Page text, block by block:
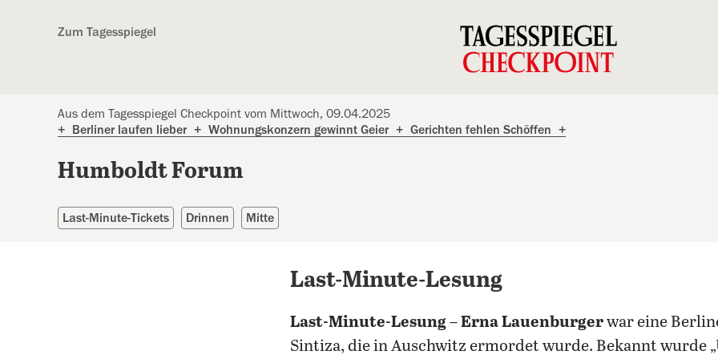
Zum Tagesspiegel
Aus dem Tagesspiegel Checkpoint vom Mittwoch, 09.04.2025
+
Berliner laufen lieber + Wohnungskonzern gewinnt Geier + Gerichten fehlen Schöffen +
Humboldt Forum
Last-Minute-Tickets Drinnen Mitte
Last-Minute-Lesung
Last-Minute-Lesung –Erna Lauenburgerwar eine
Sintiza, die in Auschwitz ermordet wurde. Bekannt wurde